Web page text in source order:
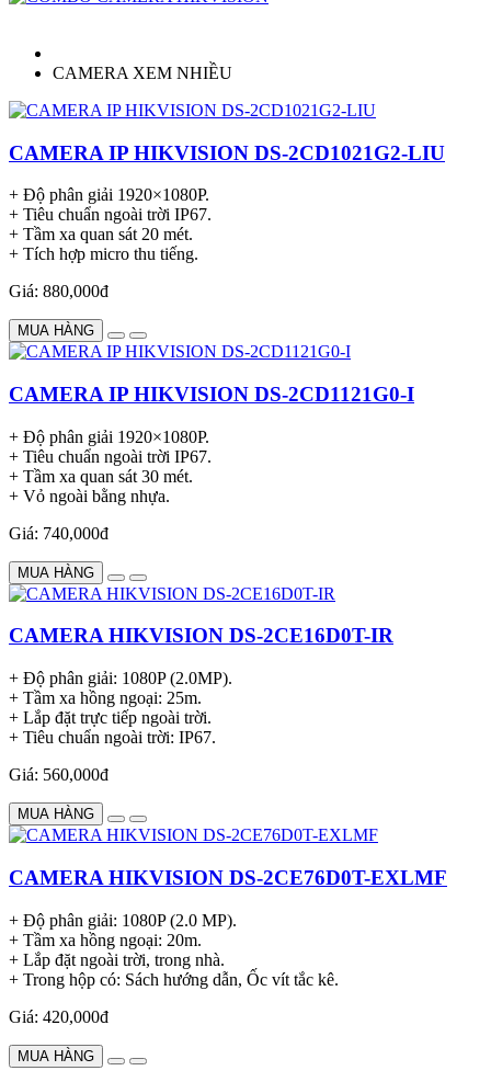
CAMERA XEM NHIỀU
CAMERA IP HIKVISION DS-2CD1021G2-LIU
+ Độ phân giải 1920×1080P.
+ Tiêu chuẩn ngoài trời IP67.
+ Tầm xa quan sát 20 mét.
+ Tích hợp micro thu tiếng.
Giá: 880,000đ
MUA HÀNG
CAMERA IP HIKVISION DS-2CD1121G0-I
+ Độ phân giải 1920×1080P.
+ Tiêu chuẩn ngoài trời IP67.
+ Tầm xa quan sát 30 mét.
+ Vỏ ngoài bằng nhựa.
Giá: 740,000đ
MUA HÀNG
CAMERA HIKVISION DS-2CE16D0T-IR
+ Độ phân giải: 1080P (2.0MP).
+ Tầm xa hồng ngoại: 25m.
+ Lắp đặt trực tiếp ngoài trời.
+ Tiêu chuẩn ngoài trời: IP67.
Giá: 560,000đ
MUA HÀNG
CAMERA HIKVISION DS-2CE76D0T-EXLMF
+ Độ phân giải: 1080P (2.0 MP).
+ Tầm xa hồng ngoại: 20m.
+ Lắp đặt ngoài trời, trong nhà.
+ Trong hộp có: Sách hướng dẫn, Ốc vít tắc kê.
Giá: 420,000đ
MUA HÀNG